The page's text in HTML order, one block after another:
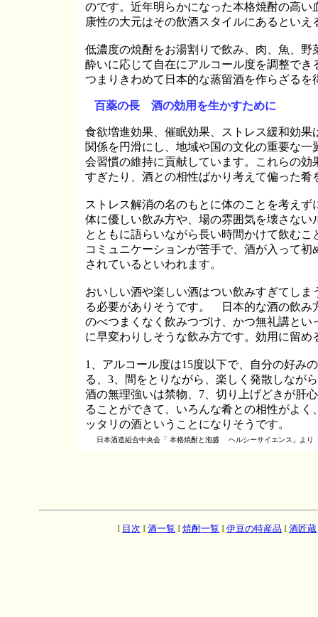
のです。 近年明らかになった本格焼酎の高
康性の大元はその飲酒スタイルにあるといえ
低濃度の焼酎をお湯割りで飲み、肉、魚、
酔いに応じて自在にアルコール度を調整で
つまりきわめて日本的な蒸留酒を作らざる
百薬の長 酒の効用を生かすために
食欲増進効果、催眠効果、ストレス緩和効
関係を円滑にし、地域や国の文化の重要な
会習慣の維持に貢献しています。
これらの効
すぎたり、酒との相性ばかり考えて偏った
ストレス解消の名のもとに体のことを考え
体に優しい飲み方や、場の雰囲気を壊さな
とともに語らいながら長い時間かけて飲む
コミュニケーションが苦手で、酒が入って
されているといわれます。
おいしい酒や楽しい酒はつい飲みすぎてし
る必要がありそうです。 日本的な酒の飲み
のべつまくなく飲みつづけ、かつ無礼講と
に早変わりしそうな飲み方です。効用に留
1、アルコール度は15度以下で、自分の好み
る、3、間をとりながら、楽しく発散しなが
酒の無理強いは禁物、7、切り上げどきが肝
ることができて、いろんな肴との相性がよ
ッタリの酒ということになりそうです。
日本酒造組合中央会「 本格焼酎と泡盛 ヘルシーサイエンス」より
I 目次 I 酒一覧 I 焼酎一覧 I 伊豆の特産品 I 酒匠蔵